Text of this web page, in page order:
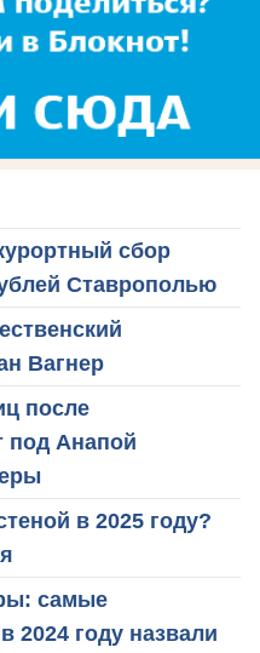
сбор
Ставрополью
Вагнер
после
под Анапой
в 2025 году?
самые
2024 году назвали